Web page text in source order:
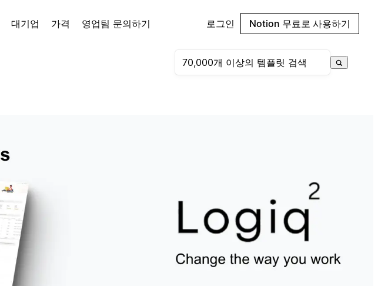
대기업 가격 영업팀 문의하기 로그인 Notion 무료로 사용하기